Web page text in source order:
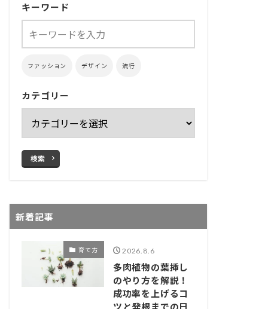
キーワード
ファッション デザイン 流行
カテゴリー
検索
新着記事
育て方 2026.8.6
多肉植物の葉挿し
のやり方を解説！
成功率を上げるコ
ツと発根までの日